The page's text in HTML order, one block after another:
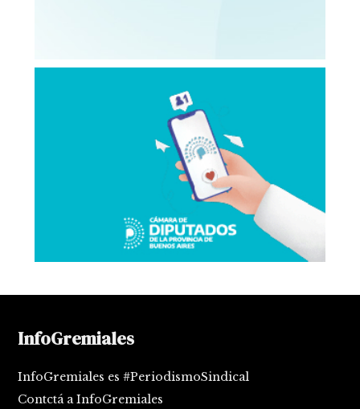
InfoGremiales
InfoGremiales es #PeriodismoSindical
Contctá a InfoGremiales